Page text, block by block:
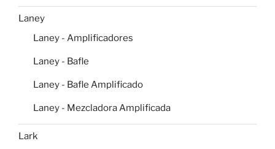
Laney
Laney - Amplificadores
Laney - Bafle
Laney - Bafle Amplificado
Laney - Mezcladora Amplificada
Lark